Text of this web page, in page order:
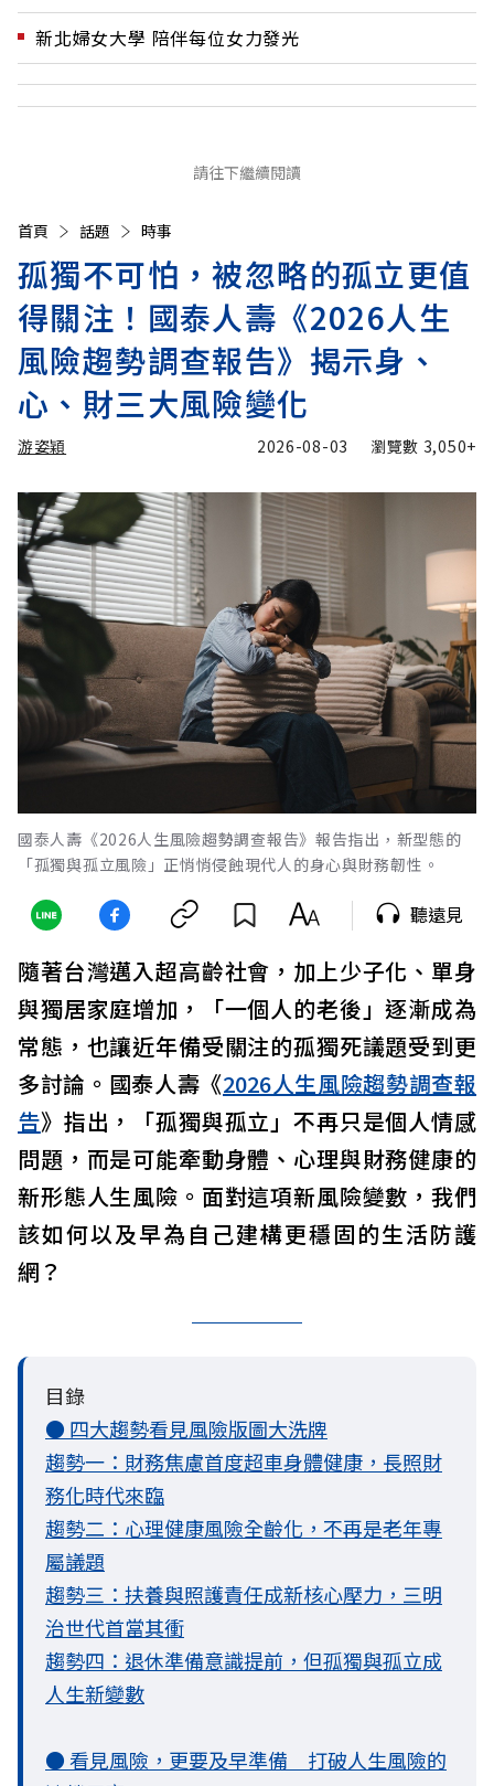
新北婦女大學 陪伴每位女力發光
請往下繼續閱讀
首頁 話題 時事
孤獨不可怕，被忽略的孤立更值
得關注！國泰人壽《2026人生
風險趨勢調查報告》揭示身、
心、財三大風險變化
游姿穎 2026-08-03 瀏覽數 3,050+
國泰人壽《2026人生風險趨勢調查報告》報告指出，新型態的
「孤獨與孤立風險」正悄悄侵蝕現代人的身心與財務韌性。
聽遠見
隨著台灣邁入超高齡社會，加上少子化、單身
與獨居家庭增加，「一個人的老後」逐漸成為
常態，也讓近年備受關注的孤獨死議題受到更
多討論。國泰人壽《2026人生風險趨勢調查報
告》指出，「孤獨與孤立」不再只是個人情感
問題，而是可能牽動身體、心理與財務健康的
新形態人生風險。面對這項新風險變數，我們
該如何以及早為自己建構更穩固的生活防護
網？
目錄
● 四大趨勢看見風險版圖大洗牌
趨勢一：財務焦慮首度超車身體健康，長照財
務化時代來臨
趨勢二：心理健康風險全齡化，不再是老年專
屬議題
趨勢三：扶養與照護責任成新核心壓力，三明
治世代首當其衝
趨勢四：退休準備意識提前，但孤獨與孤立成
人生新變數
● 看見風險，更要及早準備 打破人生風險的